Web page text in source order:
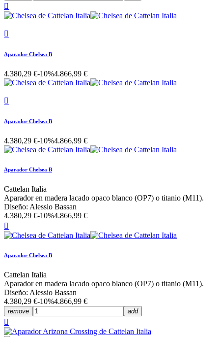


Aparador Chelsea B
4.380,29 €-10%4.866,99 €

Aparador Chelsea B
4.380,29 €-10%4.866,99 €
Aparador Chelsea B
Cattelan Italia
Aparador en madera lacado opaco blanco (OP7) o titanio (M11).
Diseño: Alessio Bassan
4.380,29 €-10%4.866,99 €

Aparador Chelsea B
Cattelan Italia
Aparador en madera lacado opaco blanco (OP7) o titanio (M11).
Diseño: Alessio Bassan
4.380,29 €-10%4.866,99 €
remove add
